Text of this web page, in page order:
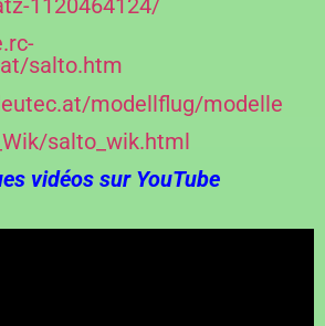
salto.htm
modellflug/modelle
salto_wik.html
vidéos sur YouTube